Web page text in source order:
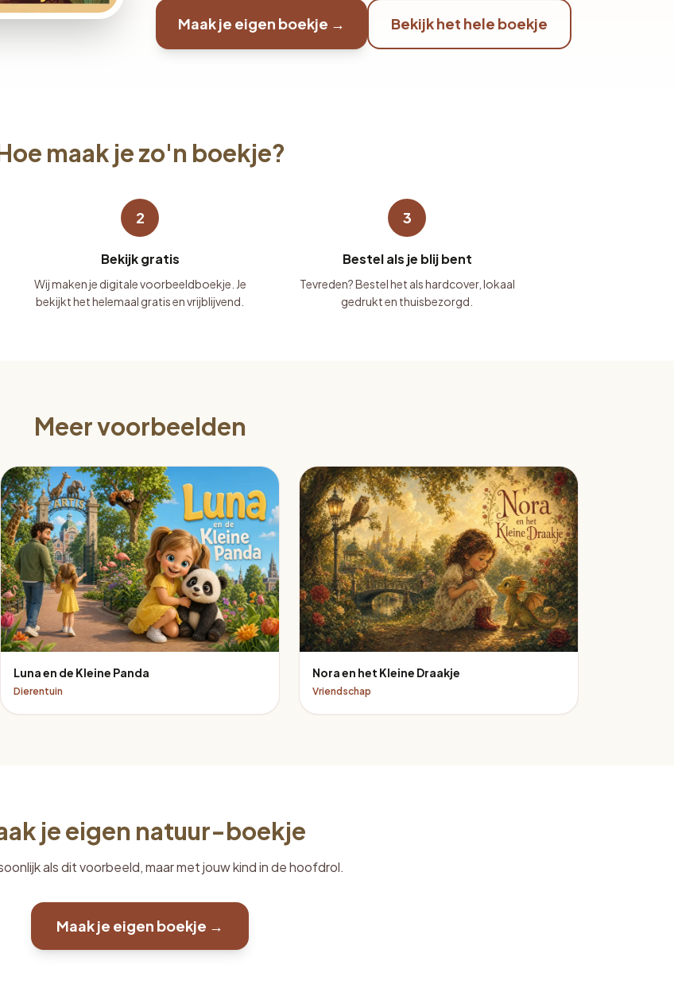
Maak je eigen boekje → Bekijk het hele boekje
maak je zo'n boekje?
2
Bekijk gratis
Wij maken je digitale voorbeeldboekje. Je
bekijkt het helemaal gratis en vrijblijvend.
3
Bestel als je blij bent
Tevreden? Bestel het als hardcover, lokaal
gedrukt en thuisbezorgd.
Meer voorbeelden
Luna en de Kleine Panda
Dierentuin
Nora en het Kleine Draakje
Vriendschap
je eigen natuur-boekje
als dit voorbeeld, maar met jouw kind in de hoofdrol.
Maak je eigen boekje →